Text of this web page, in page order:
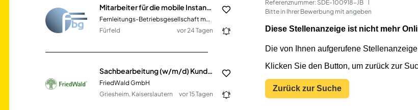
Mitarbeiter für die mobile Instandhaltung (m/w/d)
Fernleitungs-Betriebsgesellschaft mbH
Fürfeld
vor 24 Tagen
Sachbearbeitung (w/m/d) Kundenservice
FriedWald GmbH
Griesheim, Kaiserslautern
vor 15 Tagen
Referenznummer: SDE-100918-JB
Bitte in Ihrer Bewerbung mit angeben